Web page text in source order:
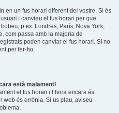
en un fus horari diferent del vostre. Si és
i canvieu el fus horari per que
p.ex. Londres, París, Nova York,
com passa amb la majoria de
poden canviar el fus horari. Si no
per fer-ho.
està malament!
el fus horari i l’hora encara és
web és errònia. Si us plau, aviseu